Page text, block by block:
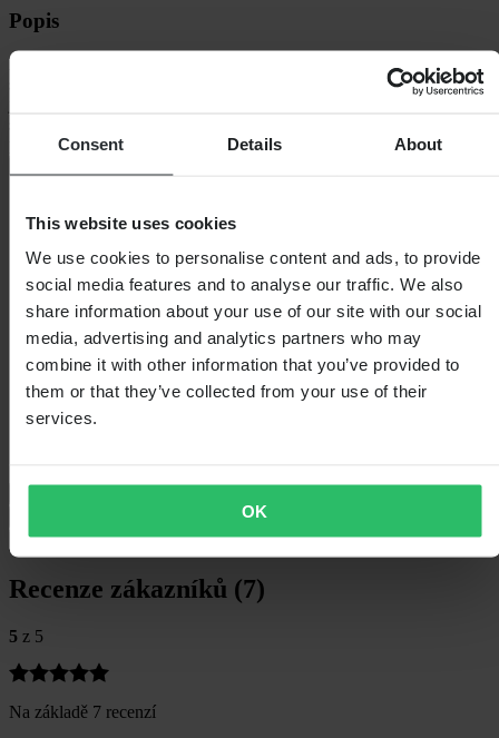
Consent Details About
This website uses cookies
We use cookies to personalise content and ads, to provide
social media features and to analyse our traffic. We also
share information about your use of our site with our social
media, advertising and analytics partners who may
combine it with other information that you’ve provided to
them or that they’ve collected from your use of their
services.
OK
Popis
Bunda T-SPS v2 WP do každého počasí nabízí upravený sportovní
střih s novou dynamickou siluetou navrženou pro větší pohodlí při
pokročilou ochranu a
VoděodolnýAno
Certifikace CE EN 17092-4 Class A
Délka balení371
Styl
Sport
Číslo článku výrobce
3200225
Hmotnost balení2123
IzolaceNe
Výška balení
Bezpečnostní informace
Recenze zákazníků (7)
5 z 5
Na základě 7 recenzí